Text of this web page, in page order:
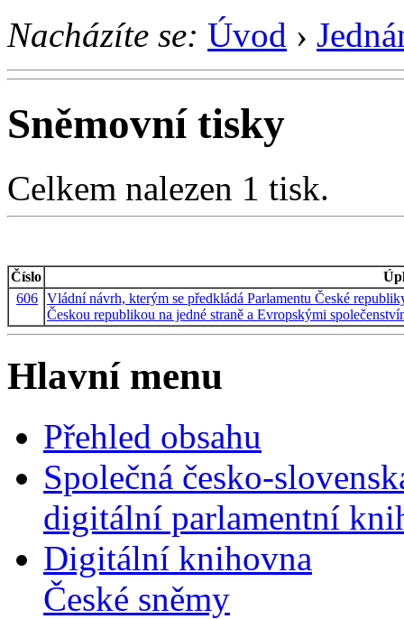
Nacházíte se: Úvod ›
Sněmovní tisky
Celkem nalezen 1 tisk.
Číslo
606 Vládní návrh, kterým se předkládá Parlamentu České
Českou republikou na jedné straně a Evropskými
Hlavní menu
Přehled obsahu
Společná česko-
digitální parlamentní
Digitální knihovna
České sněmy